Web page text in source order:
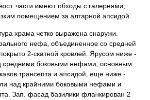
части имеют обходы с галереями,
помещением за алтарной апсидой.
храма четко выражена снаружи.
нефа, объединенное со средней
2-скатной кровлей. Ярусом ниже -
средними боковыми нефами, основным
трансепта и апсидой, еще ниже -
над крайними боковыми нефами и
Зап. фасад базилики фланкирован 2